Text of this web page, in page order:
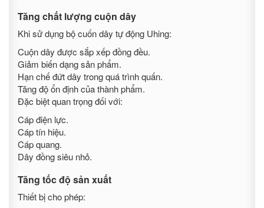
Tăng chất lượng cuộn dây
Khi sử dụng bộ cuốn dây tự động Uhing:
Cuộn dây được sắp xếp đồng đều.
Giảm biến dạng sản phẩm.
Hạn chế đứt dây trong quá trình quấn.
Tăng độ ổn định của thành phẩm.
Đặc biệt quan trọng đối với:
Cáp điện lực.
Cáp tín hiệu.
Cáp quang.
Dây đồng siêu nhỏ.
Tăng tốc độ sản xuất
Thiết bị cho phép: